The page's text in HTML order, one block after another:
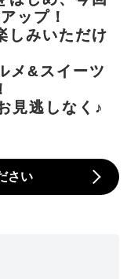
ップ！
しみいただけ
メ&スイーツ
見逃しなく♪
さい